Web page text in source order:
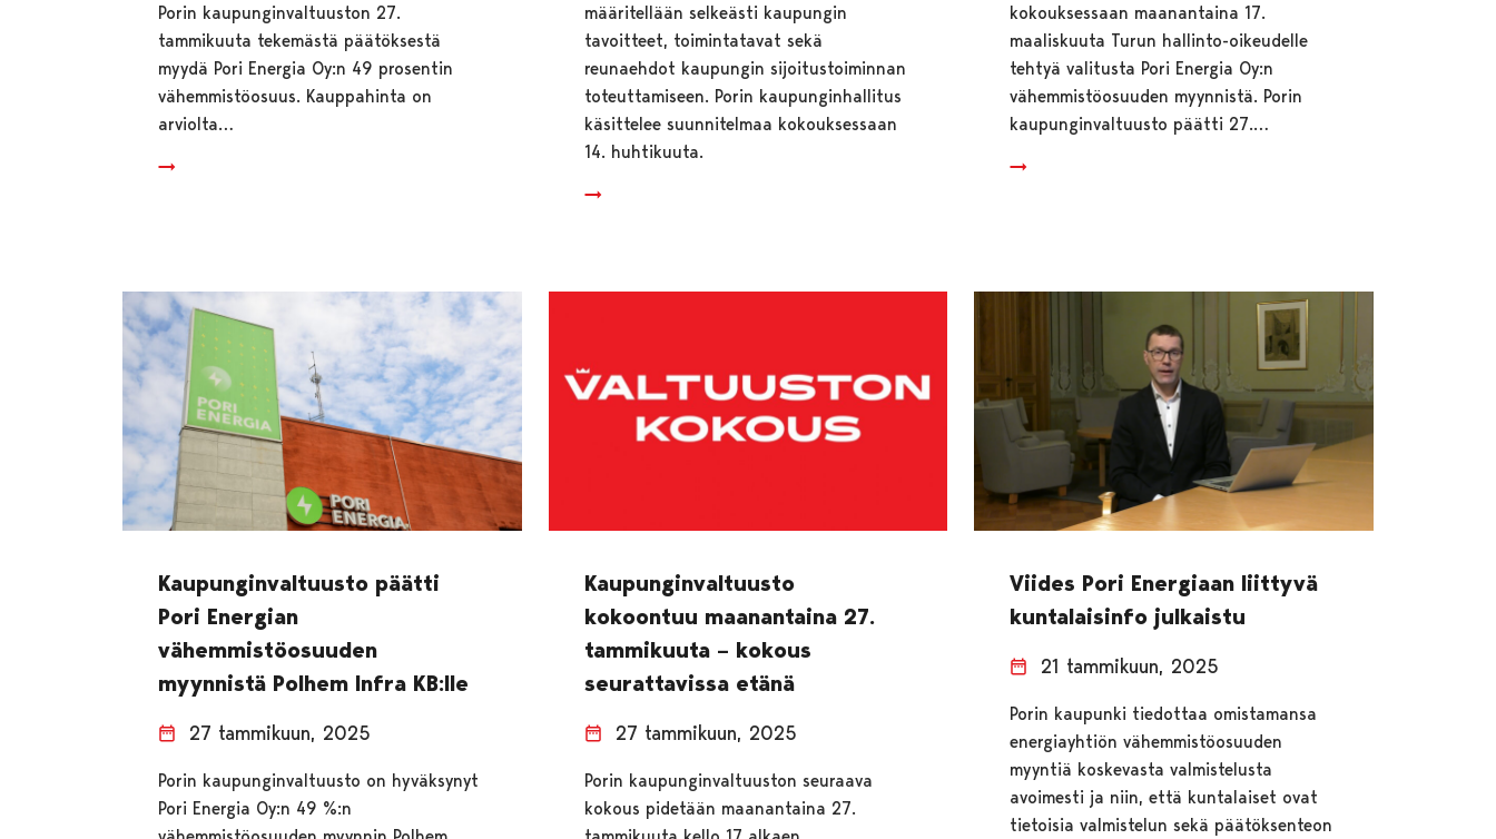
Porin kaupunginvaltuuston 27.
tammikuuta tekemästä päätöksestä
myydä Pori Energia Oy:n 49 prosentin
vähemmistöosuus. Kauppahinta on
arviolta…
määritellään selkeästi kaupungin
tavoitteet, toimintatavat sekä
reunaehdot kaupungin sijoitustoiminnan
toteuttamiseen. Porin kaupunginhallitus
käsittelee suunnitelmaa kokouksessaan
14. huhtikuuta.
kokouksessaan maanantaina 17.
maaliskuuta Turun hallinto-oikeudelle
tehtyä valitusta Pori Energia Oy:n
vähemmistöosuuden myynnistä. Porin
kaupunginvaltuusto päätti 27.…
Kaupunginvaltuusto päätti
Pori Energian
vähemmistöosuuden
myynnistä Polhem Infra KB:lle
27 tammikuun, 2025
Porin kaupunginvaltuusto on hyväksynyt
Pori Energia Oy:n 49 %:n
Kaupunginvaltuusto
kokoontuu maanantaina 27.
tammikuuta – kokous
seurattavissa etänä
27 tammikuun, 2025
Porin kaupunginvaltuuston seuraava
kokous pidetään maanantaina 27.
Viides Pori Energiaan liittyvä
kuntalaisinfo julkaistu
21 tammikuun, 2025
Porin kaupunki tiedottaa omistamansa
energiayhtiön vähemmistöosuuden
myyntiä koskevasta valmistelusta
avoimesti ja niin, että kuntalaiset ovat
tietoisia valmistelun sekä päätöksenteon